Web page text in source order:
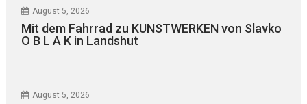
August 5, 2026
Mit dem Fahrrad zu KUNSTWERKEN von Slavko
O B L A K in Landshut
August 5, 2026